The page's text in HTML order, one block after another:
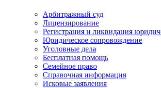
Арбитражный суд
Лицензирование
Регистрация и ликвидация
Юридическое сопровождение
Уголовные дела
Бесплатная помощь
Семейное право
Справочная информация
Исковые заявления